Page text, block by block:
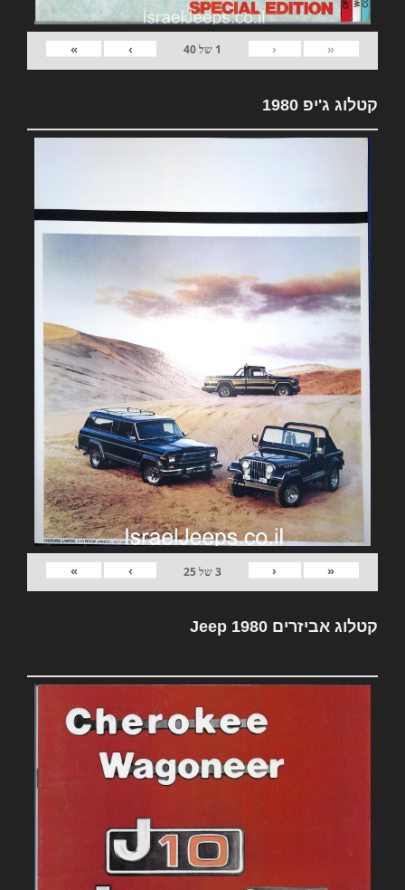
«
‹
1 של40
›
»
קטלוג ג'יפ 1980
«
‹
3של25
›
»
קטלוג אביזרים Jeep 1980